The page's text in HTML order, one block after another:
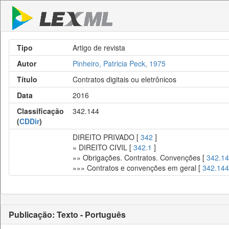
Tipo
Artigo de revista
Autor
Pinheiro, Patricia Peck, 1975
Título
Contratos digitais ou eletrônicos
Data
2016
Classificação
(CDDir)
342.144
DIREITO PRIVADO [ 342 ]
» DIREITO CIVIL [ 342.1 ]
»» Obrigações. Contratos. Convenções [ 342.14
»»» Contratos e convenções em geral [ 342.144
Publicação: Texto - Português